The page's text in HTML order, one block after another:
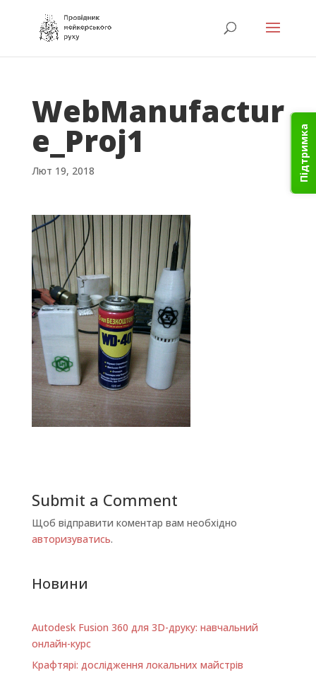
Підтримка
WebManufactur
e_Proj1
Лют 19, 2018
Submit a Comment
Щоб відправити коментар вам необхідно
авторизуватись.
Новини
Autodesk Fusion 360 для 3D-друку: навчальний
онлайн-курс
Крафтярі: дослідження локальних майстрів